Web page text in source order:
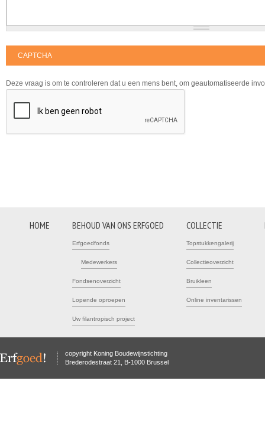
CAPTCHA
Deze vraag is om te controleren dat u een mens bent, om geautomatiseerde
HOME BEHOUD VAN ONS ERFGOED
Erfgoedfonds
Medewerkers
Fondsenoverzicht
Lopende oproepen
Uw filantropisch project
COLLECTIE
Topstukkengalerij
Collectieoverzicht
Bruikleen
Online inventarissen
copyright Koning Boudewijnstichting
Brederodestraat 21, B-1000 Brussel